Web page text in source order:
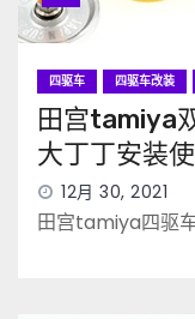
四驱车 四驱车改装
田宫tamiya
大丁丁安装
12月 30, 2021
田宫tamiya四驱